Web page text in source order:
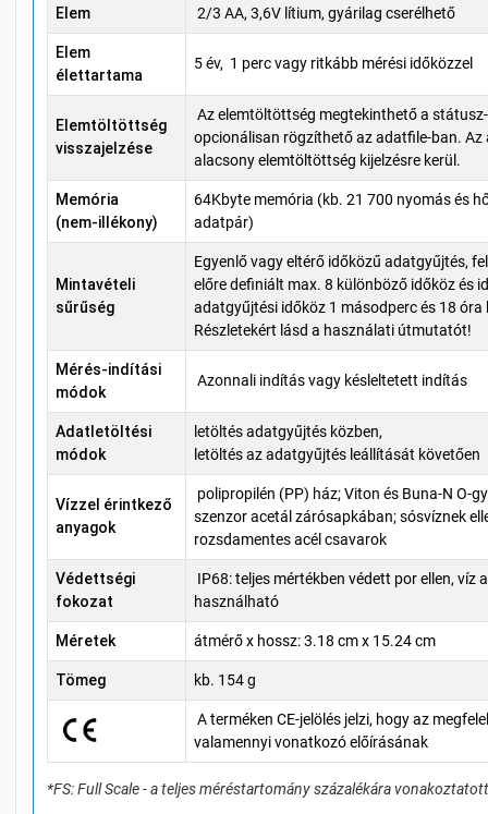
Elem 2/3 AA, 3,6V lítium, gyárilag cserélhető
Elem
élettartama
5 év, 1 perc vagy ritkább mérési időközzel
Elemtöltöttség
visszajelzése
Az elemtöltöttség megtekinthető a
opcionálisan rögzíthető az adatfile-ban. Az
alacsony elemtöltöttség kijelzésre kerül.
Memória
(nem-illékony)
64Kbyte memória (kb. 21 700 nyomás és
adatpár)
Mintavételi
sűrűség
Egyenlő vagy eltérő időközű adatgyűjtés,
előre definiált max. 8 különböző időköz és
adatgyűjtési időköz 1 másodperc és 18
Részletekért lásd a használati útmutatót!
Mérés-indítási
módok
Azonnali indítás vagy késleltetett indítás
Adatletöltési
módok
letöltés adatgyűjtés közben,
letöltés az adatgyűjtés leállítását követően
Vízzel érintkező
anyagok
polipropilén (PP) ház; Viton és Buna-N O-
szenzor acetál zárósapkában; sósvíznek
rozsdamentes acél csavarok
Védettségi
fokozat
IP68: teljes mértékben védett por ellen, víz
használható
Méretek átmérő x hossz: 3.18 cm x 15.24 cm
Tömeg kb. 154 g
A terméken CE-jelölés jelzi, hogy az
valamennyi vonatkozó előírásának
*FS: Full Scale - a teljes méréstartomány százalékára